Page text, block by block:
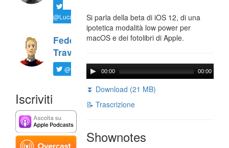
@LucaTNT
Federico
Travaini
@ftrava
Iscriviti
Si parla della beta di iOS 12, di una
ipotetica modalità low power per
macOS e dei fotolibri di Apple.
00:00 00:00
⏬ Download (21 MB)
📝 Trascrizione
Shownotes